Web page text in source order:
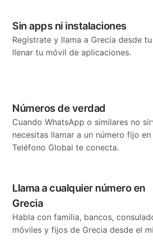
Sin apps ni instalaciones
Regístrate y llama a Grecia desde
llenar tu móvil de aplicaciones.
Números de verdad
Cuando WhatsApp o similares no
necesitas llamar a un número fijo en
Teléfono Global te conecta.
Llama a cualquier número en
Grecia
Habla con familia, bancos,
móviles y fijos de Grecia desde el